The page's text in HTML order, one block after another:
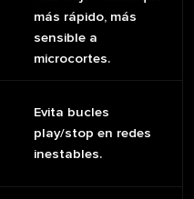
más rápido, más
sensible a
microcortes.
Evita bucles
play/stop en redes
inestables.